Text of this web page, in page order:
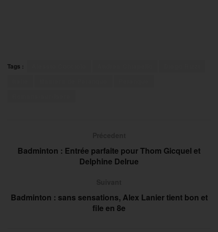
Tags :
Badminton : Entrée parfaite pour Thom Gicquel et
Delphine Delrue
Badminton : sans sensations, Alex Lanier tient bon et
file en 8e